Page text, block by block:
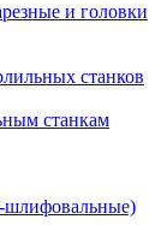
и головки
станков
станкам
шлифовальные)